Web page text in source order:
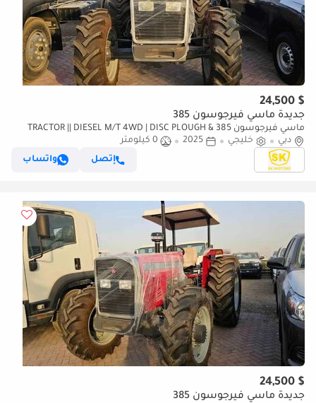
$ 24,500
جديدة ماسي فيرجوسون 385
ماسي فيرجوسون 385 TRACTOR || DIESEL M/T 4WD | DISC PLOUGH &
WITH HARROW (CODE # 69072)
دبي خليجي 2025
0 كيلومتر
إتصل
واتساب
$ 24,500
جديدة ماسي فيرجوسون 385